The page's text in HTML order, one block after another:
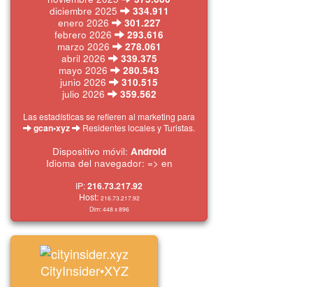
diciembre 2025
334.911
enero 2026
301.227
febrero 2026
293.616
marzo 2026
278.061
abril 2026
339.375
mayo 2026
280.543
junio 2026
310.515
julio 2026
359.562
Las estadísticas se refieren al marketing para
gcan•xyz Residentes locales y Turistas.
Dispositivo móvil: Android
Idioma del navegador: => en
IP:216.73.217.92
Host: 216.73.217.92
Dim:448 x896
CityInsider•XYZ